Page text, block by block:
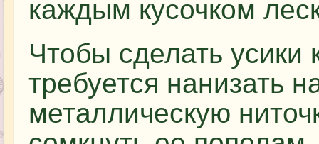
каждым кусочком
Чтобы сделать усики
требуется нанизать
металлическую